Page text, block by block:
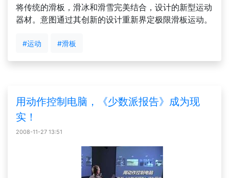
将传统的滑板，滑冰和滑雪完美结合，设计的新型运动
器材。意图通过其创新的设计重新界定极限滑板运动。
#运动 #滑板
用动作控制电脑，《少数派报告》成为现
实！
2008-11-27 13:51